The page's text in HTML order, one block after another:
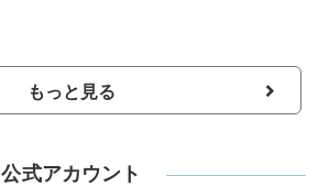
もっと見る
公式アカウント